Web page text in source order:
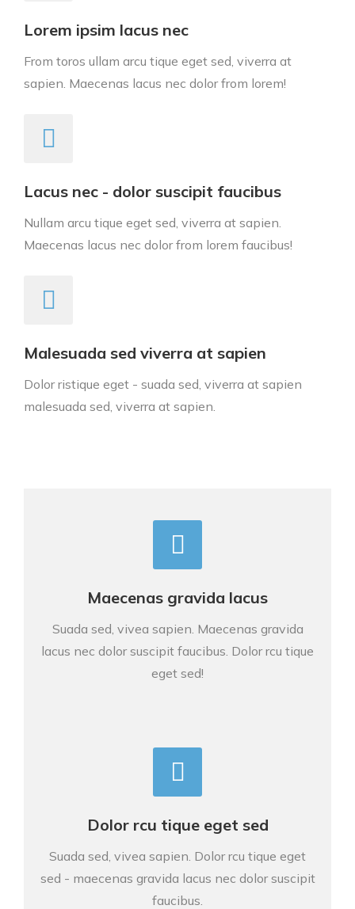
Lorem ipsim lacus nec
From toros ullam arcu tique eget sed, viverra at
sapien. Maecenas lacus nec dolor from lorem!
Lacus nec - dolor suscipit faucibus
Nullam arcu tique eget sed, viverra at sapien.
Maecenas lacus nec dolor from lorem faucibus!
Malesuada sed viverra at sapien
Dolor ristique eget - suada sed, viverra at sapien
malesuada sed, viverra at sapien.
Maecenas gravida lacus
Suada sed, vivea sapien. Maecenas gravida
lacus nec dolor suscipit faucibus. Dolor rcu tique
eget sed!
Dolor rcu tique eget sed
Suada sed, vivea sapien. Dolor rcu tique eget
sed - maecenas gravida lacus nec dolor suscipit
faucibus.